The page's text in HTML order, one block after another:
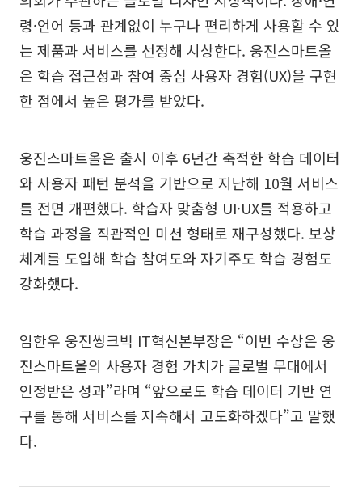
령·언어 등과 관계없이 누구나 편리하게 사용할 수 있
는 제품과 서비스를 선정해 시상한다. 웅진스마트올
은 학습 접근성과 참여 중심 사용자 경험(UX)을 구현
한 점에서 높은 평가를 받았다.
웅진스마트올은 출시 이후 6년간 축적한 학습 데이터
와 사용자 패턴 분석을 기반으로 지난해 10월 서비스
를 전면 개편했다. 학습자 맞춤형 UI·UX를 적용하고
학습 과정을 직관적인 미션 형태로 재구성했다. 보상
체계를 도입해 학습 참여도와 자기주도 학습 경험도
강화했다.
임한우 웅진씽크빅 IT혁신본부장은 “이번 수상은 웅
진스마트올의 사용자 경험 가치가 글로벌 무대에서
인정받은 성과”라며 “앞으로도 학습 데이터 기반 연
구를 통해 서비스를 지속해서 고도화하겠다”고 말했
다.